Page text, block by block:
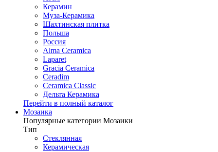
Керамин
Муза-Керамика
Шахтинская плитка
Польша
Россия
Alma Ceramica
Laparet
Gracia Ceramica
Ceradim
Ceramica Classic
Дельта Керамика
Перейти в полный каталог
Мозаика
Популярные категории Мозаики
Тип
Стеклянная
Керамическая